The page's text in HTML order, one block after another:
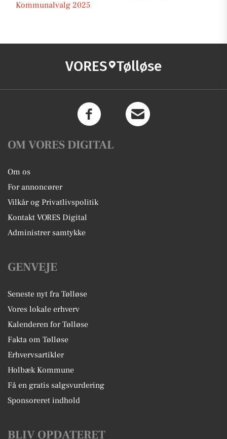
Kommunalvalg 2025
VORES Tølløse
OM VORES DIGITAL
Om os
For annoncører
Vilkår og Privatlivspolitik
Kontakt VORES Digital
Administrer samtykke
GENVEJE
Seneste nyt fra Tølløse
Vores lokale erhverv
Kalenderen for Tølløse
Fakta om Tølløse
Erhvervsartikler
Holbæk Kommune
Få en gratis salgsvurdering
Sponsoreret indhold
BLIV OPDATERET